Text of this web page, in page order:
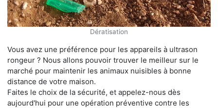
Dératisation
Vous avez une préférence pour les appareils à ultrason
rongeur ? Nous allons pouvoir trouver le meilleur sur le
marché pour maintenir les animaux nuisibles à bonne
distance de votre maison.
Faites le choix de la sécurité, et appelez-nous dès
aujourd'hui pour une opération préventive contre les